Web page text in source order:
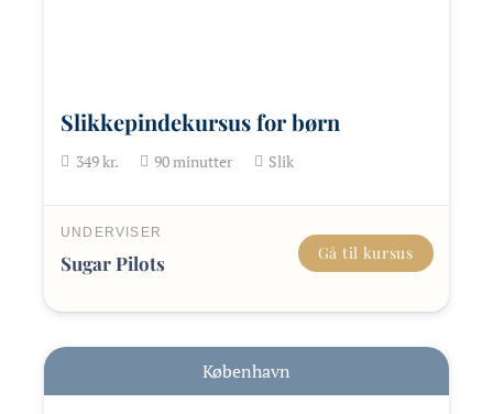
Slikkepindekursus for børn
349kr. 90minutter Slik
UNDERVISER
Sugar Pilots Gå til kursus
København